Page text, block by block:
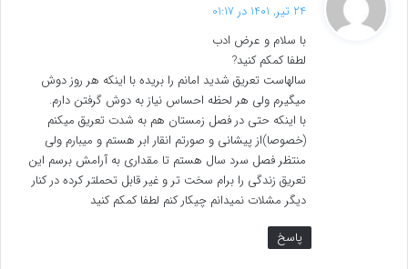
ت
:
24 تیر, 1401 در 01:17
با سلام و عرض ادب
لطفا کمکم کنید?
سالهاست تعریق شدید امانم را بریده با اینکه هر روز دوش
میگیرم ولی هر لحظه احساس نیاز به دوش گرفتن دارم.
با اینکه حتی در فصل زمستان هم به شدت تعریق میکنم
(خصوصا)از پیشانی و صورتم انقار ابر هستم و میبارم ولی
منتظر فصل سرد سال هستم تا مقداری به آرامش برسم این
تعریق زندگی را برام سخت تر و غیر قابل تحملتر کرده در کنار
دیگر مشلات نمیدانم چیکار کنم لطفا کمکم کنید
پاسخ